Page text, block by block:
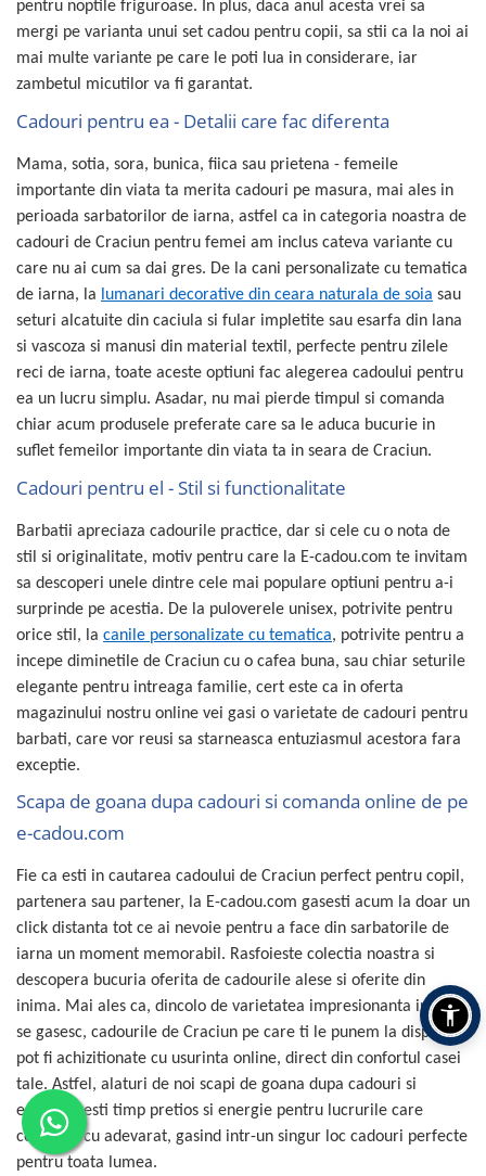
pentru noptile friguroase. In plus, daca anul acesta vrei sa
mergi pe varianta unui set cadou pentru copii, sa stii ca la noi ai
mai multe variante pe care le poti lua in considerare, iar
zambetul micutilor va fi garantat.
Cadouri pentru ea - Detalii care fac diferenta
Mama, sotia, sora, bunica, fiica sau prietena - femeile
importante din viata ta merita cadouri pe masura, mai ales in
perioada sarbatorilor de iarna, astfel ca in categoria noastra de
cadouri de Craciun pentru femei am inclus cateva variante cu
care nu ai cum sa dai gres. De la cani personalizate cu tematica
de iarna, la
lumanari decorative din ceara naturala de soia sau
seturi alcatuite din caciula si fular impletite sau esarfa din lana
si vascoza si manusi din material textil, perfecte pentru zilele
reci de iarna, toate aceste optiuni fac alegerea cadoului pentru
ea un lucru simplu. Asadar, nu mai pierde timpul si comanda
chiar acum produsele preferate care sa le aduca bucurie in
suflet femeilor importante din viata ta in seara de Craciun.
Cadouri pentru el - Stil si functionalitate
Barbatii apreciaza cadourile practice, dar si cele cu o nota de
stil si originalitate, motiv pentru care la E-cadou.com te invitam
sa descoperi unele dintre cele mai populare optiuni pentru a-i
surprinde pe acestia. De la puloverele unisex, potrivite pentru
orice stil, la canile personalizate cu tematica, potrivite pentru a
incepe diminetile de Craciun cu o cafea buna, sau chiar seturile
elegante pentru intreaga familie, cert este ca in oferta
magazinului nostru online vei gasi o varietate de cadouri pentru
barbati, care vor reusi sa starneasca entuziasmul acestora fara
exceptie.
Scapa de goana dupa cadouri si comanda online de pe
e-cadou.com
Fie ca esti in cautarea cadoului de Craciun perfect pentru copil,
partenera sau partener, la E-cadou.com gasesti acum la doar un
click distanta tot ce ai nevoie pentru a face din sarbatorile de
iarna un moment memorabil. Rasfoieste colectia noastra si
descopera bucuria oferita de cadourile alese si oferite din
inima. Mai ales ca, dincolo de varietatea impresionanta in care
se gasesc, cadourile de Craciun pe care ti le punem la dispozitie
pot fi achizitionate cu usurinta online, direct din confortul casei
tale. Astfel, alaturi de noi scapi de goana dupa cadouri si
economisesti timp pretios si energie pentru lucrurile care
conteaza cu adevarat, gasind intr-un singur loc cadouri perfecte
pentru toata lumea.